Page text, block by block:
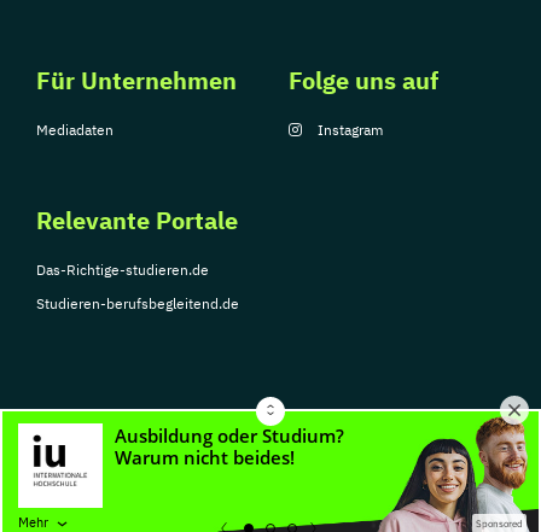
Mehr Sponsored
Für Unternehmen
Mediadaten
Relevante Portale
Das-Richtige-studieren.de
Studieren-berufsbegleitend.de
Folge uns auf
Instagram
© Copyright 2026, TarGroup Media GmbH
Nutzungsbedingungen